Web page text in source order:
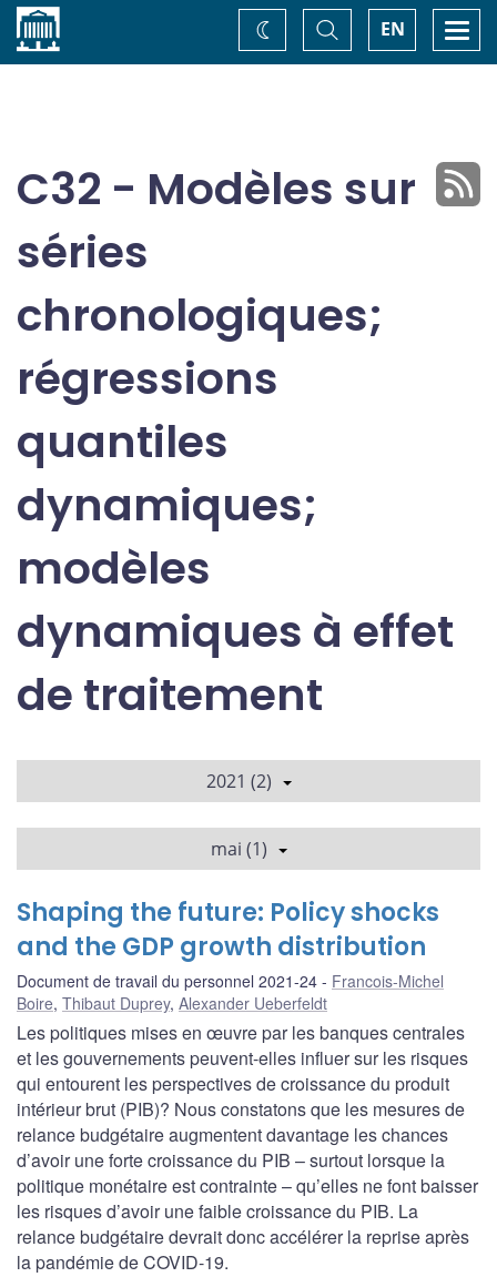
Accueil EN
Basculer
la
recherche
Changez
de
C32 - Modèles sur
séries
chronologiques;
régressions
quantiles
dynamiques;
modèles
dynamiques à effet
de traitement
2021 (2)
mai (1)
Shaping the future: Policy shocks
and the GDP growth distribution
Document de travail du personnel 2021-24
Francois-Michel
Boire, Thibaut Duprey, Alexander Ueberfeldt
Les politiques mises en œuvre par les banques centrales
et les gouvernements peuvent-elles influer sur les risques
qui entourent les perspectives de croissance du produit
intérieur brut (PIB)? Nous constatons que les mesures de
relance budgétaire augmentent davantage les chances
d’avoir une forte croissance du PIB – surtout lorsque la
politique monétaire est contrainte – qu’elles ne font baisser
les risques d’avoir une faible croissance du PIB. La
relance budgétaire devrait donc accélérer la reprise après
la pandémie de COVID-19.